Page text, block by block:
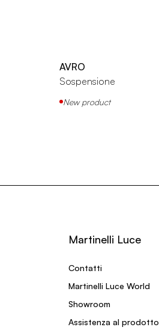
AVRO
Sospensione
New product
Martinelli Luce
Contatti
Martinelli Luce World
Showroom
Assistenza al prodotto